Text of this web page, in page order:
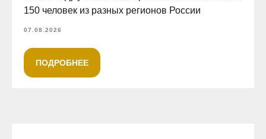
150 человек из разных регионов России
07.08.2026
ПОДРОБНЕЕ